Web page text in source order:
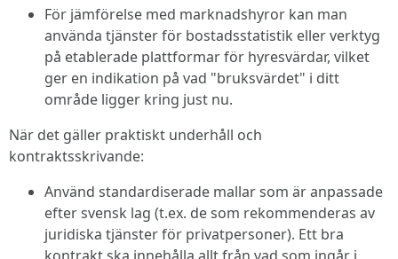
För jämförelse med marknadshyror kan man
använda tjänster för bostadsstatistik eller verktyg
på etablerade plattformar för hyresvärdar, vilket
ger en indikation på vad "bruksvärdet" i ditt
område ligger kring just nu.
När det gäller praktiskt underhåll och
kontraktsskrivande:
Använd standardiserade mallar som är anpassade
efter svensk lag (t.ex. de som rekommenderas av
juridiska tjänster för privatpersoner). Ett bra